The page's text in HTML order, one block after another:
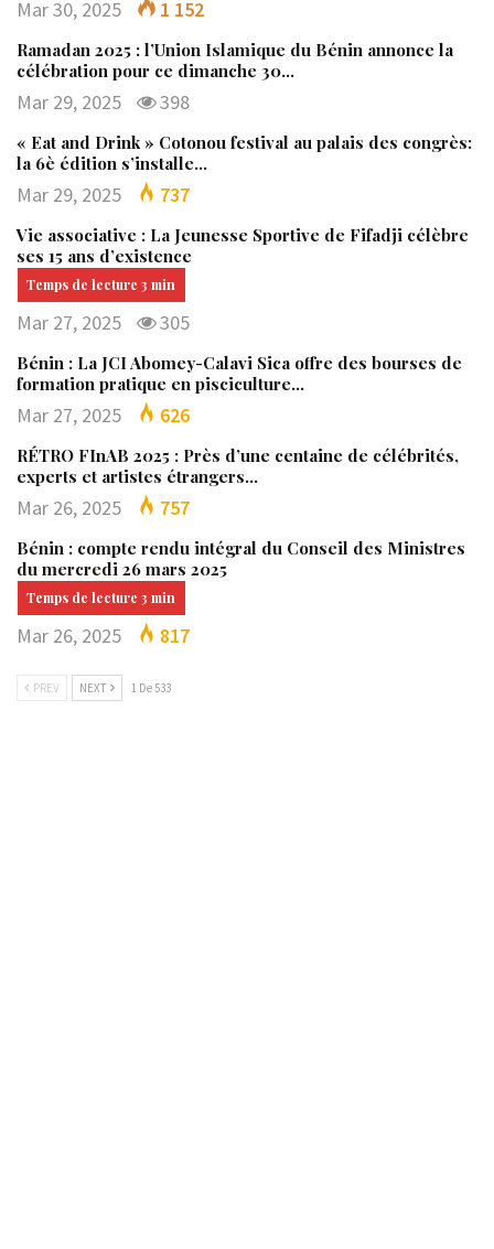
Mar 30, 2025 1 152
Ramadan 2025 : l’Union Islamique du Bénin annonce la
célébration pour ce dimanche 30…
Mar 29, 2025 398
« Eat and Drink » Cotonou festival au palais des congrès:
la 6è édition s’installe…
Mar 29, 2025 737
Vie associative : La Jeunesse Sportive de Fifadji célèbre
ses 15 ans d’existence
Mar 27, 2025 305
Bénin : La JCI Abomey-Calavi Sica offre des bourses de
formation pratique en pisciculture…
Mar 27, 2025 626
RÉTRO FInAB 2025 : Près d’une centaine de célébrités,
experts et artistes étrangers…
Mar 26, 2025 757
Bénin : compte rendu intégral du Conseil des Ministres
du mercredi 26 mars 2025
Mar 26, 2025 817
PREV NEXT 1 De 533